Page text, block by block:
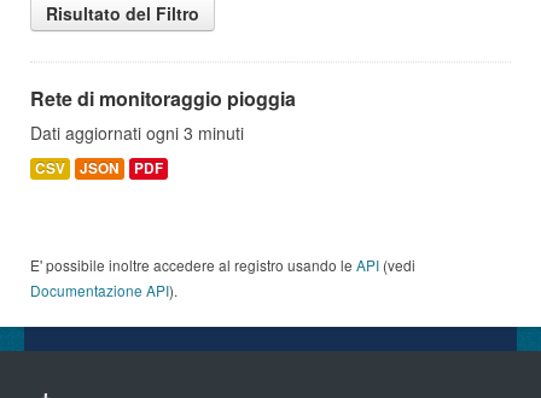
Risultato del Filtro
Rete di monitoraggio pioggia
Dati aggiornati ogni 3 minuti
CSV JSON PDF
E' possibile inoltre accedere al registro usando le API (vedi
Documentazione API).